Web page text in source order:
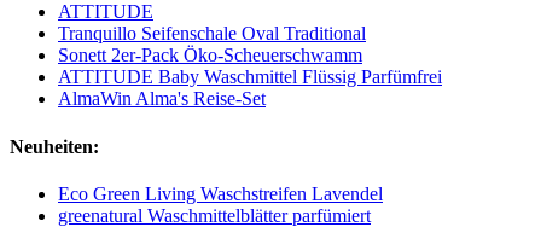
ATTITUDE
Tranquillo Seifenschale Oval Traditional
Sonett 2er-Pack Öko-Scheuerschwamm
ATTITUDE Baby Waschmittel Flüssig Parfümfrei
AlmaWin Alma's Reise-Set
Neuheiten:
Eco Green Living Waschstreifen Lavendel
greenatural Waschmittelblätter parfümiert